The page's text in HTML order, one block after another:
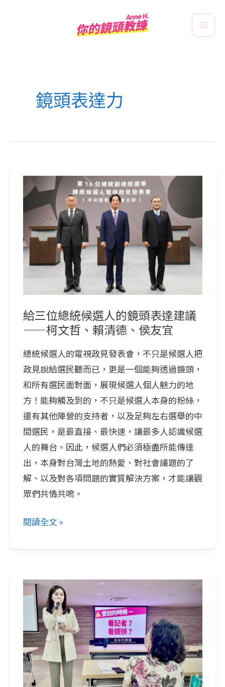
Main
鏡頭表達力
給三位總統候選人的鏡頭表達建議
——柯文哲、賴清德、侯友宜
總統候選人的電視政見發表會，不只是候選人把
政見說給選民聽而已，更是一個能夠透過鏡頭，
和所有選民面對面，展現候選人個人魅力的地
方！能夠觸及到的，不只是候選人本身的粉絲，
還有其他陣營的支持者，以及足夠左右選舉的中
間選民，是最直接、最快速，讓最多人認識候選
人的舞台。因此，候選人們必須極盡所能傳達
出，本身對台灣土地的熱愛、對社會議題的了
解、以及對各項問題的實質解決方案，才能讓觀
眾們共情共鳴。
給
三
位
總
統
候
選
人
的
鏡
表
達
建
議
——
柯
文
哲、
賴
清
侯
閱讀全文 »
視
代
必
學！
前